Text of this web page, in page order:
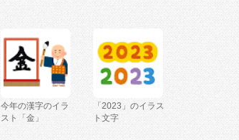
今年の漢字のイラ
スト「金」
「2023」のイラス
ト文字